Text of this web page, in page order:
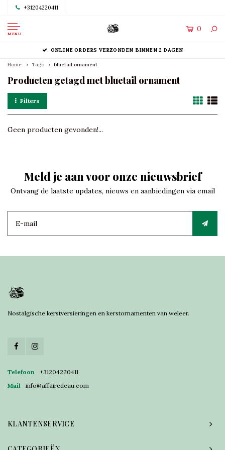
+31204220411
MENU
0
ONLINE ORDERS VERZONDEN BINNEN 2 DAGEN
Home Tags bluetail ornament
Producten getagd met bluetail ornament
Filters
Geen producten gevonden!...
Meld je aan voor onze nieuwsbrief
Ontvang de laatste updates, nieuws en aanbiedingen via email
Nostalgische kerstversieringen en kerstornamenten van weleer.
Telefoon
+31204220411
Mail
info@affairedeau.com
KLANTENSERVICE